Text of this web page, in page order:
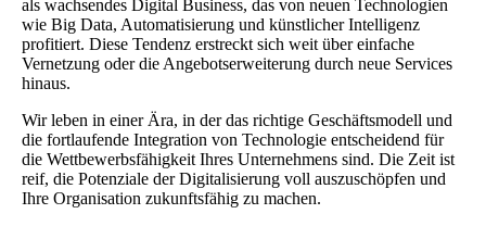
als wachsendes Digital Business, das von neuen Technologien
wie Big Data, Automatisierung und künstlicher Intelligenz
profitiert. Diese Tendenz erstreckt sich weit über einfache
Vernetzung oder die Angebotserweiterung durch neue Services
hinaus.
Wir leben in einer Ära, in der das richtige Geschäftsmodell und
die fortlaufende Integration von Technologie entscheidend für
die Wettbewerbsfähigkeit Ihres Unternehmens sind. Die Zeit ist
reif, die Potenziale der Digitalisierung voll auszuschöpfen und
Ihre Organisation zukunftsfähig zu machen.